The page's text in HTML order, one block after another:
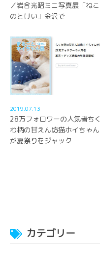
／岩合光昭ミニ写真展「ねこ
のとけい」金沢で
2019.07.13
28万フォロワーの人気者ちく
わ柄の甘えん坊猫ホイちゃん
が夏祭りをジャック
カテゴリー